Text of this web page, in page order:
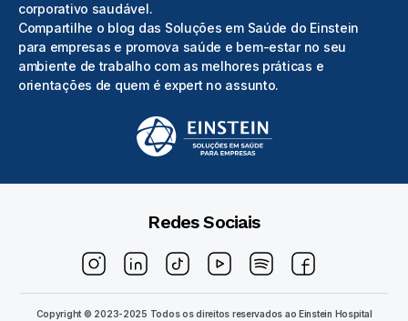
corporativo saudável.
Compartilhe o blog das Soluções em Saúde do Einstein
para empresas e promova saúde e bem-estar no seu
ambiente de trabalho com as melhores práticas e
orientações de quem é expert no assunto.
Redes Sociais
Copyright © 2023-2025 Todos os direitos reservados ao Einstein Hospital